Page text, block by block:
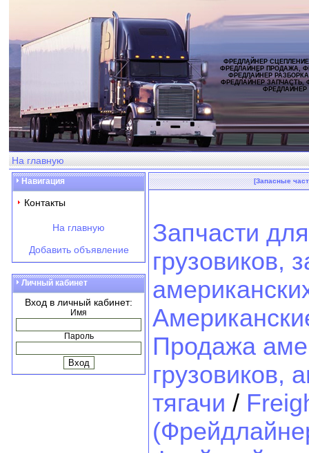
ФРЕДЛАЙНЕР
ФРЕДЛАЙНЕР ПРОДАЖА,
ФРЕДЛАЙНЕР
ФРЕДЛАЙНЕР ЗАПЧАСТЬ,
ФРЕДЛАЙНЕР
На главную
Навигация
Контакты
На главную
Добавить объявление
Личный кабинет
Вход в личный кабинет:
Имя
Пароль
[Запасные
Запчасти
грузовиков,
Продажа
грузовиков,
тягачи /